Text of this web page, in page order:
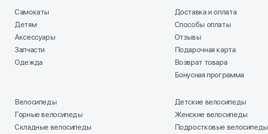
Самокаты
Детям
Аксессуары
Запчасти
Одежда
Доставка и оплата
Способы оплаты
Отзывы
Подарочная карта
Возврат товара
Бонусная программа
Велосипеды
Горные велосипеды
Складные велосипеды
Детские велосипеды
Женские велосипеды
Подростковые велосипеды